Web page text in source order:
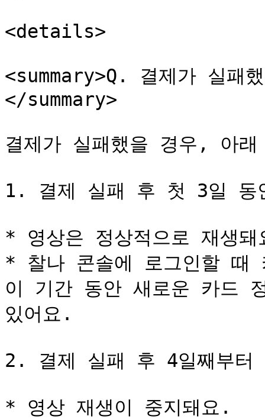
<details>
<summary>Q. 결제가 실패
</summary>
결제가 실패했을 경우, 아
1. 결제 실패 후 첫 3일 동
* 영상은 정상적으로 재생
* 찰나 콘솔에 로그인할 때
이 기간 동안 새로운 카드
있어요.
2. 결제 실패 후 4일째부터
* 영상 재생이 중지돼요.